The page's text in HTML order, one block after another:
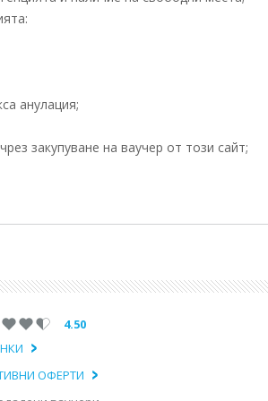
анулация;
закупуване на ваучер от този сайт;
цена, валидна само за нови
с вашият представител. Нощувка.
по желание.
4.50
ОФЕРТИ